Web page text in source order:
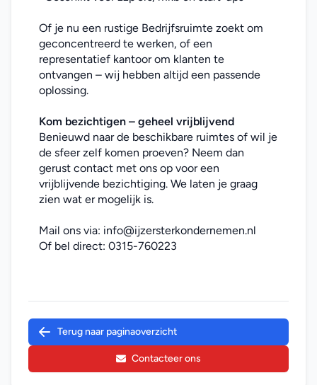
Of je nu een rustige Bedrijfsruimte zoekt om
geconcentreerd te werken, of een
representatief kantoor om klanten te
ontvangen – wij hebben altijd een passende
oplossing.
Kom bezichtigen – geheel vrijblijvend
Benieuwd naar de beschikbare ruimtes of wil je
de sfeer zelf komen proeven? Neem dan
gerust contact met ons op voor een
vrijblijvende bezichtiging. We laten je graag
zien wat er mogelijk is.
Mail ons via: info@ijzersterkondernemen.nl
Of bel direct: 0315-760223
Terug naar paginaoverzicht
Contacteer ons